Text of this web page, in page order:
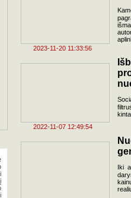
2023-11-20 11:33:56
2022-11-07 12:49:54
Iki